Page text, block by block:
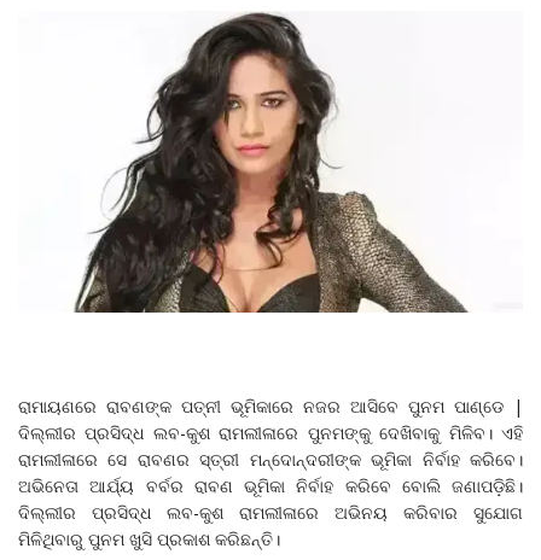
ରାମାୟଣରେ ରାବଣଙ୍କ ପତ୍ନୀ ଭୂମିକାରେ ନଜର ଆସିବେ ପୁନମ ପାଣ୍ଡେ |
ଦିଲ୍ଲୀର ପ୍ରସିଦ୍ଧ ଲବ-କୁଶ ରାମଲୀଳାରେ ପୁନମଙ୍କୁ ଦେଖିବାକୁ ମିଳିବ। ଏହି
ରାମଲୀଳାରେ ସେ ରାବଣର ସ୍ତ୍ରୀ ମନ୍ଦୋନ୍ଦରୀଙ୍କ ଭୂମିକା ନିର୍ବାହ କରିବେ।
ଅଭିନେତା ଆର୍ଯ୍ୟ ବର୍ବର ରାବଣ ଭୂମିକା ନିର୍ବାହ କରିବେ ବୋଲି ଜଣାପଡ଼ିଛି।
ଦିଲ୍ଲୀର ପ୍ରସିଦ୍ଧ ଲବ-କୁଶ ରାମଲୀଳାରେ ଅଭିନୟ କରିବାର ସୁଯୋଗ
ମିଳିଥିବାରୁ ପୁନମ ଖୁସି ପ୍ରକାଶ କରିଛନ୍ତି।